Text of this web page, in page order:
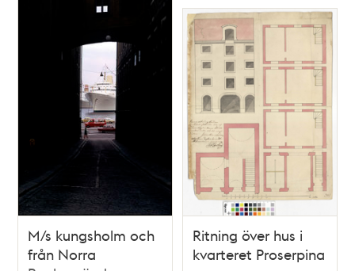
M/s kungsholm och
från Norra
Ritning över hus i
kvarteret Proserpina